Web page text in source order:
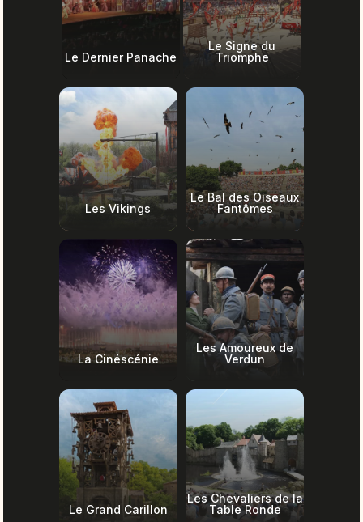
Le Dernier Panache
Le Signe du
Triomphe
Les Vikings
Le Bal des Oiseaux
Fantômes
La Cinéscénie
Les Amoureux de
Verdun
Le Grand Carillon
Les Chevaliers de la
Table Ronde